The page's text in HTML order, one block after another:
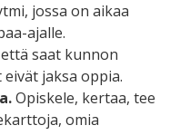
jossa on aikaa
ajalle.
saat kunnon
jaksa oppia.
Opiskele, kertaa, tee
omia